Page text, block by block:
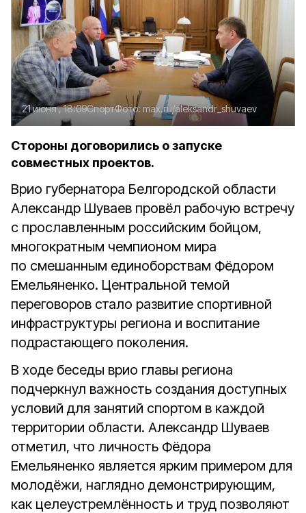
21 июня , 18:09СпортФото: max.ru/aleksandr_shuvaev
Стороны договорились о запуске
совместных проектов.
Врио губернатора Белгородской области
Александр Шуваев провёл рабочую встречу
с прославленным российским бойцом,
многократным чемпионом мира
по смешанным единоборствам Фёдором
Емельяненко. Центральной темой
переговоров стало развитие спортивной
инфраструктуры региона и воспитание
подрастающего поколения.
В ходе беседы врио главы региона
подчеркнул важность создания доступных
условий для занятий спортом в каждой
территории области. Александр Шуваев
отметил, что личность Фёдора
Емельяненко является ярким примером для
молодёжи, наглядно демонстрирующим,
как целеустремлённость и труд позволяют